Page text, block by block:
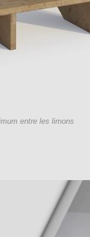
entre les limons